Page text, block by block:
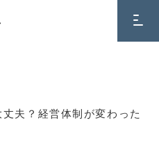
夫？経営体制が変わった